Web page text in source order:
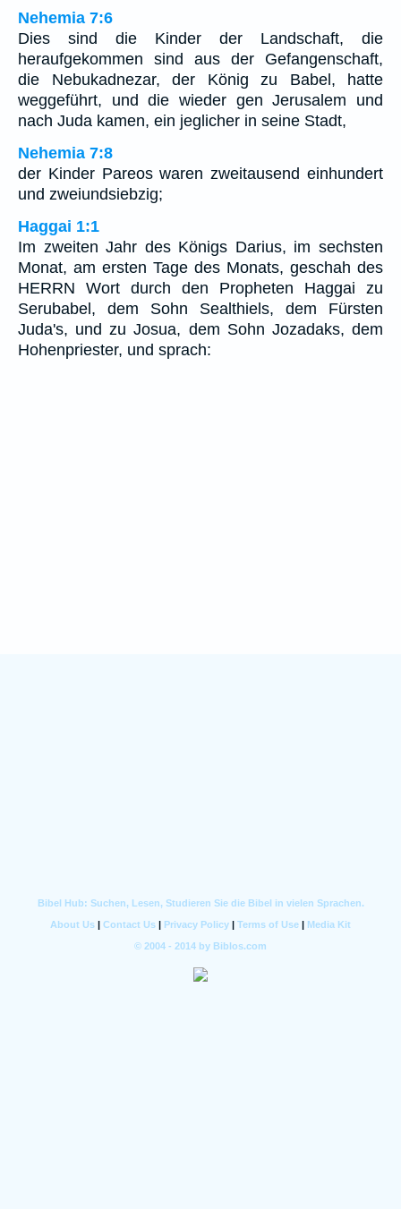
Nehemia 7:6
Dies sind die Kinder der Landschaft, die
heraufgekommen sind aus der Gefangenschaft,
die Nebukadnezar, der König zu Babel, hatte
weggeführt, und die wieder gen Jerusalem und
nach Juda kamen, ein jeglicher in seine Stadt,
Nehemia 7:8
der Kinder Pareos waren zweitausend einhundert
und zweiundsiebzig;
Haggai 1:1
Im zweiten Jahr des Königs Darius, im sechsten
Monat, am ersten Tage des Monats, geschah des
HERRN Wort durch den Propheten Haggai zu
Serubabel, dem Sohn Sealthiels, dem Fürsten
Juda's, und zu Josua, dem Sohn Jozadaks, dem
Hohenpriester, und sprach: